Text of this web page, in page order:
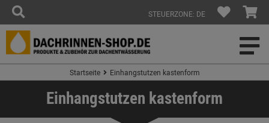
STEUERZONE: DE
Startseite Einhangstutzen kastenform
Einhangstutzen kastenform